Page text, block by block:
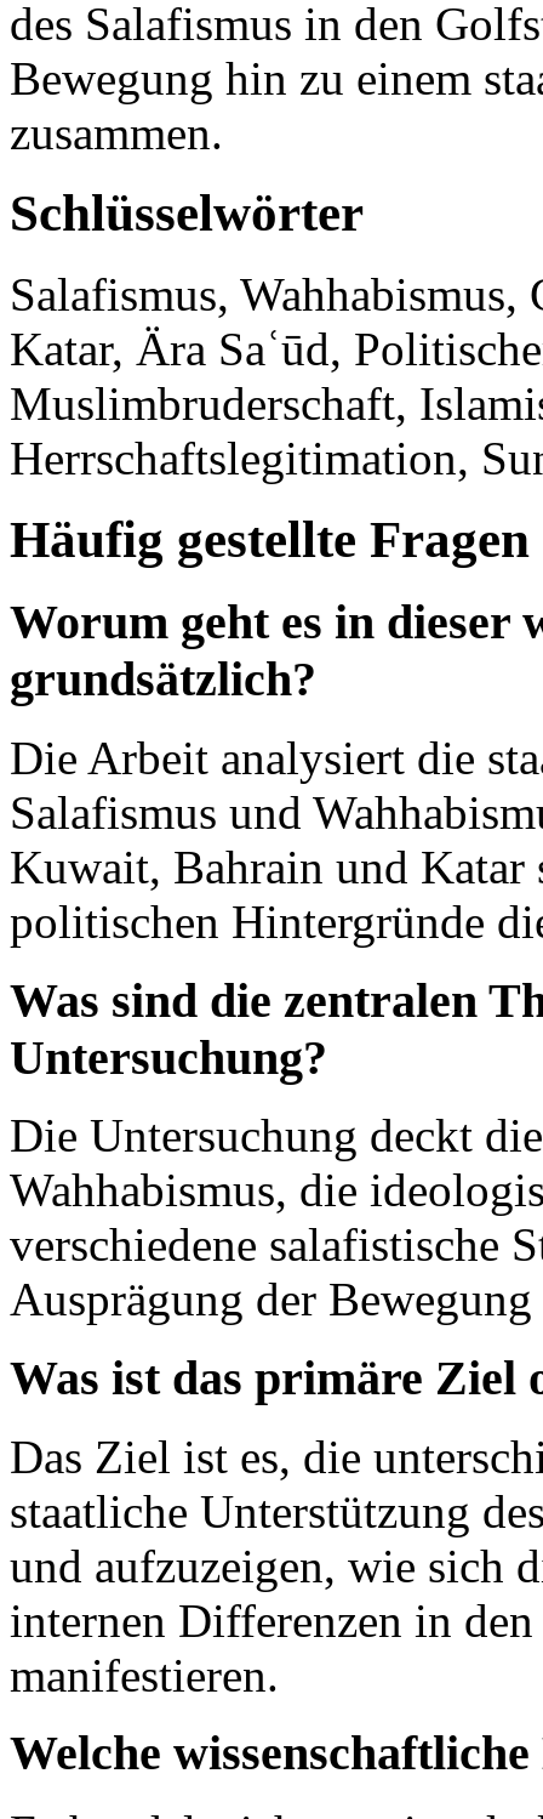
des Salafismus in den
Bewegung hin zu einem
zusammen.
Schlüsselwörter
Salafismus,
Katar, Ära Saʿūd,
Muslimbruderschaft,
Herrschaftslegitimation,
Häufig gestellte Fragen
Worum geht es in dieser
grundsätzlich?
Die Arbeit analysiert die
Salafismus und
Kuwait, Bahrain und Katar
politischen Hintergründe
Was sind die zentralen
Untersuchung?
Die Untersuchung deckt
Wahhabismus, die
verschiedene salafistische
Ausprägung der
Was ist das primäre Ziel
Das Ziel ist es, die
staatliche Unterstützung
und aufzuzeigen, wie sich
internen Differenzen in
manifestieren.
Welche